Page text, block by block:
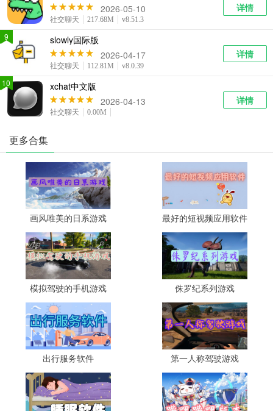
2026-05-10
社交聊天 217.68M v8.51.3
详情
slowly国际版
2026-04-17
社交聊天 112.81M v8.0.39
详情
9
xchat中文版
2026-04-13
社交聊天 0.00M
详情
10
更多合集
画风唯美的日系游戏 最好的短视频应用软件
模拟驾驶的手机游戏 侏罗纪系列游戏
出行服务软件 第一人称驾驶游戏